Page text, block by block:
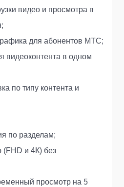
видео и просмотра в
для абонентов МТС;
видеоконтента в одном
по типу контента и
по разделам;
(FHD и 4К) без
просмотр на 5